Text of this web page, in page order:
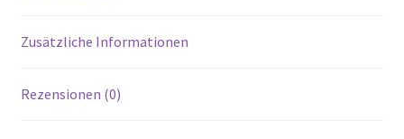
Zusätzliche Informationen
Rezensionen (0)